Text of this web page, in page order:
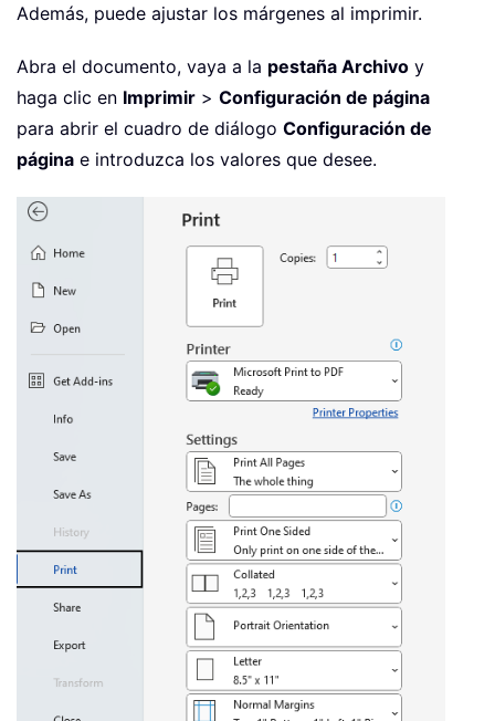
Además, puede ajustar los márgenes al imprimir.
Abra el documento, vaya a la pestaña Archivo y
haga clic en Imprimir > Configuración de página
para abrir el cuadro de diálogo Configuración de
página e introduzca los valores que desee.